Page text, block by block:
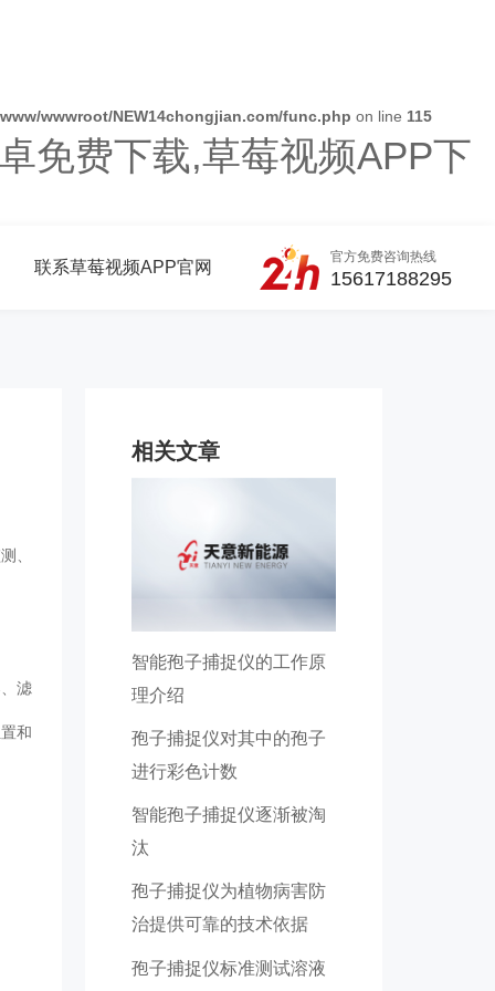
wwwroot/NEW14chongjian.com/func.php on line 115
免费下载,草莓视频APP下
联系草莓视频APP官网
官方免费咨询热线
15617188295
、
滤
和
相关文章
智能孢子捕捉仪的工作原
理介绍
孢子捕捉仪对其中的孢子
进行彩色计数
智能孢子捕捉仪逐渐被淘
汰
孢子捕捉仪为植物病害防
治提供可靠的技术依据
孢子捕捉仪标准测试溶液